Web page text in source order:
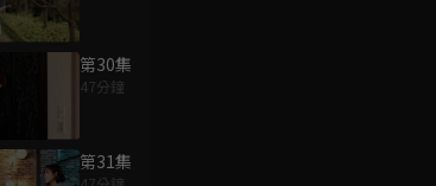
第30集
47分鐘
第31集